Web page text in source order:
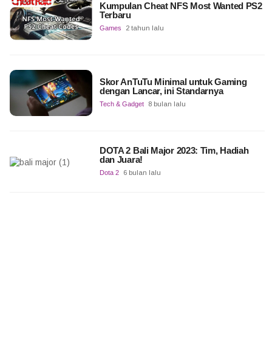
Kumpulan Cheat NFS Most Wanted PS2
Terbaru
Games 2 tahun lalu
Skor AnTuTu Minimal untuk Gaming
dengan Lancar, ini Standarnya
Tech & Gadget 8 bulan lalu
DOTA 2 Bali Major 2023: Tim, Hadiah
dan Juara!
Dota 2 6 bulan lalu